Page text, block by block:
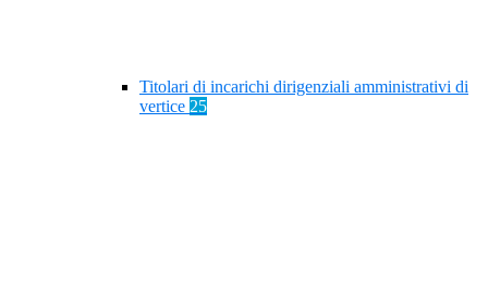
Titolari di incarichi dirigenziali amministrativi di
vertice 25